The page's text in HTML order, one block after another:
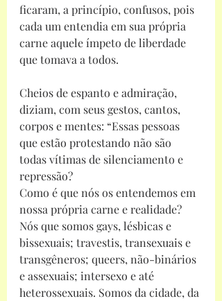
ficaram, a princípio, confusos, pois
cada um entendia em sua própria
carne aquele ímpeto de liberdade
que tomava a todos.
Cheios de espanto e admiração,
diziam, com seus gestos, cantos,
corpos e mentes: “Essas pessoas
que estão protestando não são
todas vítimas de silenciamento e
repressão?
Como é que nós os entendemos em
nossa própria carne e realidade?
Nós que somos gays, lésbicas e
bissexuais; travestis, transexuais e
transgêneros; queers, não-binários
e assexuais; intersexo e até
heterossexuais. Somos da cidade, da